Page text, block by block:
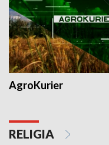
AgroKurier
RELIGIA